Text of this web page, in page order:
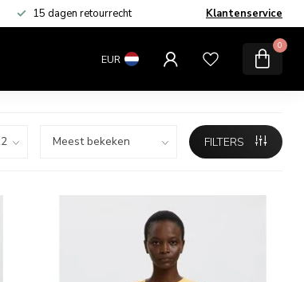
15 dagen retourrecht Klantenservice
EUR
0
SALE
FILTERS